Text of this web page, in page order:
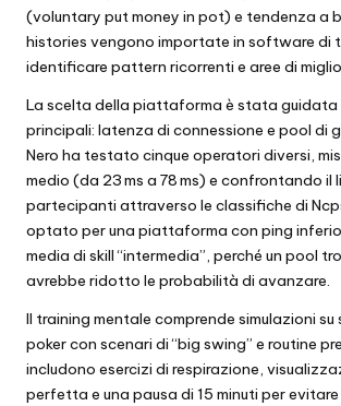
(voluntary put money in pot) e tendenza a
histories vengono importate in software di
identificare pattern ricorrenti e aree di
La scelta della piattaforma è stata
principali: latenza di connessione e pool di
Nero ha testato cinque operatori diversi,
medio (da 23 ms a 78 ms) e confrontando il
partecipanti attraverso le classifiche di
optato per una piattaforma con ping
media di skill “intermedia”, perché un pool
avrebbe ridotto le probabilità di avanzare.
Il training mentale comprende simulazioni
poker con scenari di “big swing” e routine
includono esercizi di respirazione,
perfetta e una pausa di 15 minuti per evitare